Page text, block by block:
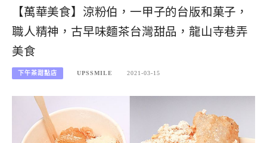
【萬華美食】涼粉伯，一甲子的台版和菓子，
職人精神，古早味麵茶台灣甜品，龍山寺巷弄
美食
下午茶甜點店 UPSSMILE 2021-03-15